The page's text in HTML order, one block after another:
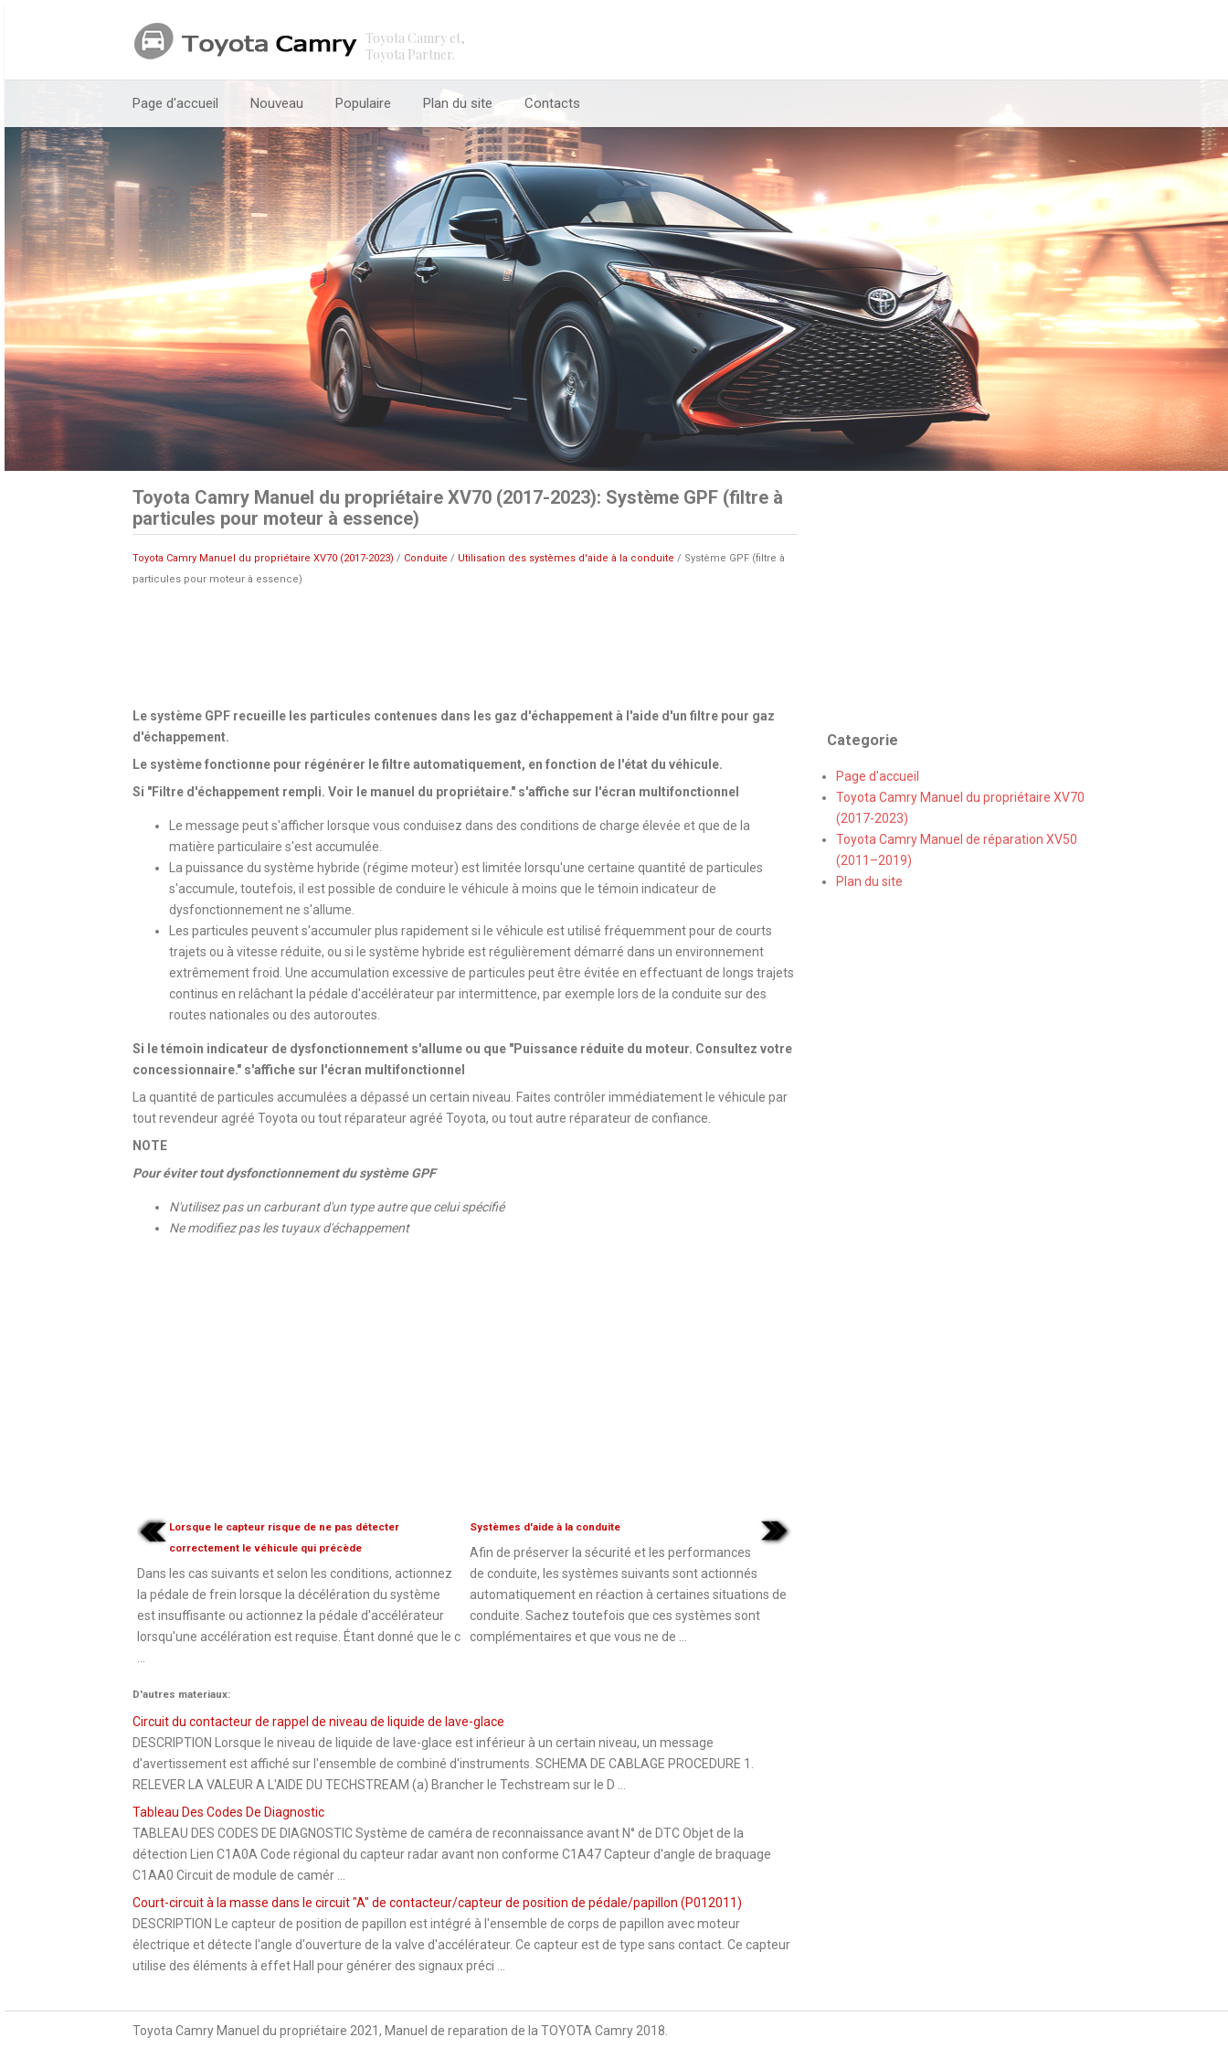
Toyota Camry et,
Toyota Partner.
Page d'accueil Nouveau Populaire Plan du site Contacts
Toyota Camry Manuel du propriétaire XV70 (2017-2023): Système GPF (filtre à
particules pour moteur à essence)
Toyota Camry Manuel du propriétaire XV70 (2017-2023) / Conduite / Utilisation des systèmes d'aide à la conduite / Système GPF (filtre à
particules pour moteur à essence)
Le système GPF recueille les particules contenues dans les gaz d'échappement à l'aide d'un filtre pour gaz
d'échappement.
Le système fonctionne pour régénérer le filtre automatiquement, en fonction de l'état du véhicule.
Si "Filtre d'échappement rempli. Voir le manuel du propriétaire." s'affiche sur l'écran multifonctionnel
Le message peut s'afficher lorsque vous conduisez dans des conditions de charge élevée et que de la
matière particulaire s'est accumulée.
La puissance du système hybride (régime moteur) est limitée lorsqu'une certaine quantité de particules
s'accumule, toutefois, il est possible de conduire le véhicule à moins que le témoin indicateur de
dysfonctionnement ne s'allume.
Les particules peuvent s'accumuler plus rapidement si le véhicule est utilisé fréquemment pour de courts
trajets ou à vitesse réduite, ou si le système hybride est régulièrement démarré dans un environnement
extrêmement froid. Une accumulation excessive de particules peut être évitée en effectuant de longs trajets
continus en relâchant la pédale d'accélérateur par intermittence, par exemple lors de la conduite sur des
routes nationales ou des autoroutes.
Si le témoin indicateur de dysfonctionnement s'allume ou que "Puissance réduite du moteur. Consultez votre
concessionnaire." s'affiche sur l'écran multifonctionnel
La quantité de particules accumulées a dépassé un certain niveau. Faites contrôler immédiatement le véhicule par
tout revendeur agréé Toyota ou tout réparateur agréé Toyota, ou tout autre réparateur de confiance.
NOTE
Pour éviter tout dysfonctionnement du système GPF
N'utilisez pas un carburant d'un type autre que celui spécifié
Ne modifiez pas les tuyaux d'échappement
Lorsque le capteur risque de ne pas détecter
correctement le véhicule qui précède
Dans les cas suivants et selon les conditions, actionnez
la pédale de frein lorsque la décélération du système
est insuffisante ou actionnez la pédale d'accélérateur
lorsqu'une accélération est requise. Étant donné que le c
Systèmes d'aide à la conduite
Afin de préserver la sécurité et les performances
de conduite, les systèmes suivants sont actionnés
automatiquement en réaction à certaines situations de
conduite. Sachez toutefois que ces systèmes sont
complémentaires et que vous ne de ...
D'autres materiaux:
Circuit du contacteur de rappel de niveau de liquide de lave-glace
DESCRIPTION Lorsque le niveau de liquide de lave-glace est inférieur à un certain niveau, un message
d'avertissement est affiché sur l'ensemble de combiné d'instruments. SCHEMA DE CABLAGE PROCEDURE 1.
RELEVER LA VALEUR A L'AIDE DU TECHSTREAM (a) Brancher le Techstream sur le D ...
Tableau Des Codes De Diagnostic
TABLEAU DES CODES DE DIAGNOSTIC Système de caméra de reconnaissance avant N° de DTC Objet de la
détection Lien C1A0A Code régional du capteur radar avant non conforme C1A47 Capteur d'angle de braquage
C1AA0 Circuit de module de camér ...
Court-circuit à la masse dans le circuit "A" de contacteur/capteur de position de pédale/papillon (P012011)
DESCRIPTION Le capteur de position de papillon est intégré à l'ensemble de corps de papillon avec moteur
électrique et détecte l'angle d'ouverture de la valve d'accélérateur. Ce capteur est de type sans contact. Ce capteur
utilise des éléments à effet Hall pour générer des signaux préci ...
Categorie
Page d'accueil
Toyota Camry Manuel du propriétaire XV70
(2017-2023)
Toyota Camry Manuel de réparation XV50
(2011–2019)
Plan du site
Toyota Camry Manuel du propriétaire 2021, Manuel de reparation de la TOYOTA Camry 2018.